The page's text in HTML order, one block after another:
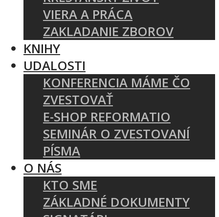
VIERA A PRÁCA
ZAKLADANIE ZBOROV
KNIHY
UDALOSTI
KONFERENCIA MÁME ČO
ZVESTOVAŤ
E-SHOP REFORMATIO
SEMINÁR O ZVESTOVANÍ
PÍSMA
O NÁS
KTO SME
ZÁKLADNÉ DOKUMENTY